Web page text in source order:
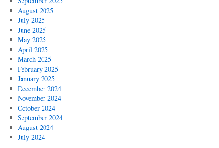
August 2025
July 2025
June 2025
May 2025
April 2025
March 2025
February 2025
January 2025
December 2024
November 2024
October 2024
September 2024
August 2024
July 2024